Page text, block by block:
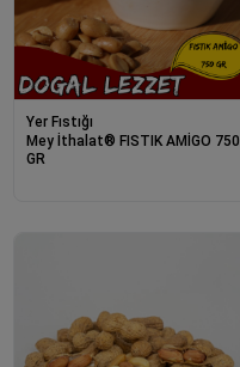
Yer Fıstığı
Mey İthalat® FISTIK AMİGO 750
GR